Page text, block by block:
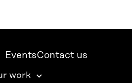
EventsContact us
work